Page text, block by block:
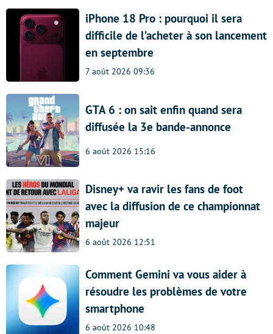
iPhone 18 Pro : pourquoi il sera
difficile de l’acheter à son lancement
en septembre
7 août 2026 09:36
GTA 6 : on sait enfin quand sera
diffusée la 3e bande-annonce
6 août 2026 15:16
Disney+ va ravir les fans de foot
avec la diffusion de ce championnat
majeur
6 août 2026 12:51
Comment Gemini va vous aider à
résoudre les problèmes de votre
smartphone
6 août 2026 10:48